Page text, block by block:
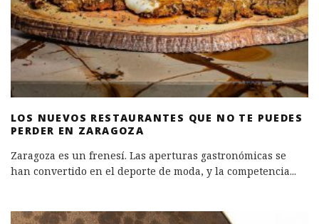
LOS NUEVOS RESTAURANTES QUE NO TE PUEDES
PERDER EN ZARAGOZA
Zaragoza es un frenesí. Las aperturas gastronómicas se
han convertido en el deporte de moda, y la competencia...